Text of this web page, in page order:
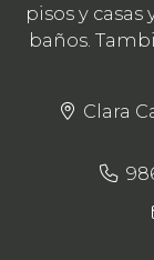
pisos y
baños.
Clara